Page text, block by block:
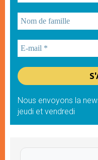
Nous envoyons la
jeudi et vendredi